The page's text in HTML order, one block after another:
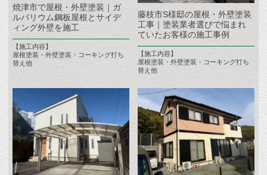
焼津市で屋根・外壁塗装｜ガ
ルバリウム鋼板屋根とサイデ
ィング外壁を施工
【施工内容】
屋根塗装・外壁塗装・コーキング打ち
替え他
藤枝市S様邸の屋根・外壁塗装
工事｜塗装業者選びで悩まれ
ていたお客様の施工事例
【施工内容】
屋根塗装・外壁塗装・コーキング打ち
替え他